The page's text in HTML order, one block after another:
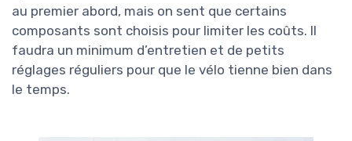
au premier abord, mais on sent que certains
composants sont choisis pour limiter les coûts. Il
faudra un minimum d’entretien et de petits
réglages réguliers pour que le vélo tienne bien dans
le temps.